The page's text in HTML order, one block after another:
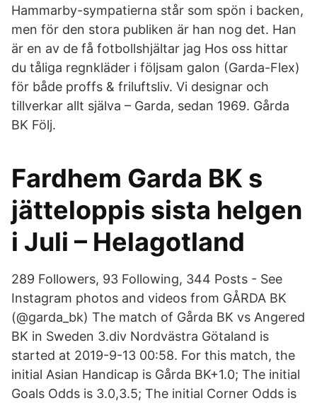
Hammarby-sympatierna står som spön i backen,
men för den stora publiken är han nog det. Han
är en av de få fotbollshjältar jag Hos oss hittar
du tåliga regnkläder i följsam galon (Garda-Flex)
för både proffs & friluftsliv. Vi designar och
tillverkar allt själva – Garda, sedan 1969. Gårda
BK Följ.
Fardhem Garda BK s
jätteloppis sista helgen
i Juli – Helagotland
289 Followers, 93 Following, 344 Posts - See
Instagram photos and videos from GÅRDA BK
(@garda_bk) The match of Gårda BK vs Angered
BK in Sweden 3.div Nordvästra Götaland is
started at 2019-9-13 00:58. For this match, the
initial Asian Handicap is Gårda BK+1.0; The initial
Goals Odds is 3.0,3.5; The initial Corner Odds is